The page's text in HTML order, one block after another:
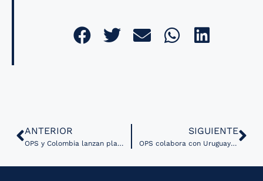
ANTERIOR
OPS y Colombia lanzan plataforma web para el cuidado de la salud y el bienestar
SIGUIENTE
OPS colabora con Uruguay en plan de trabajo sobre salud mental y telemedicina